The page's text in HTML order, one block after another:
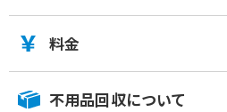
料金
不用品回収について